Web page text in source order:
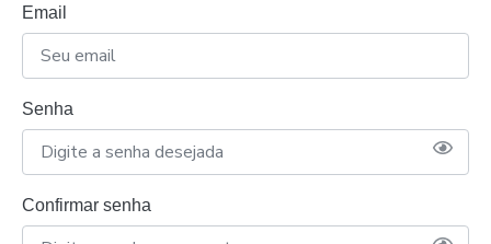
Email
Senha
Confirmar senha